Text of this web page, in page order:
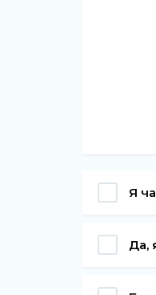
Я
Да,